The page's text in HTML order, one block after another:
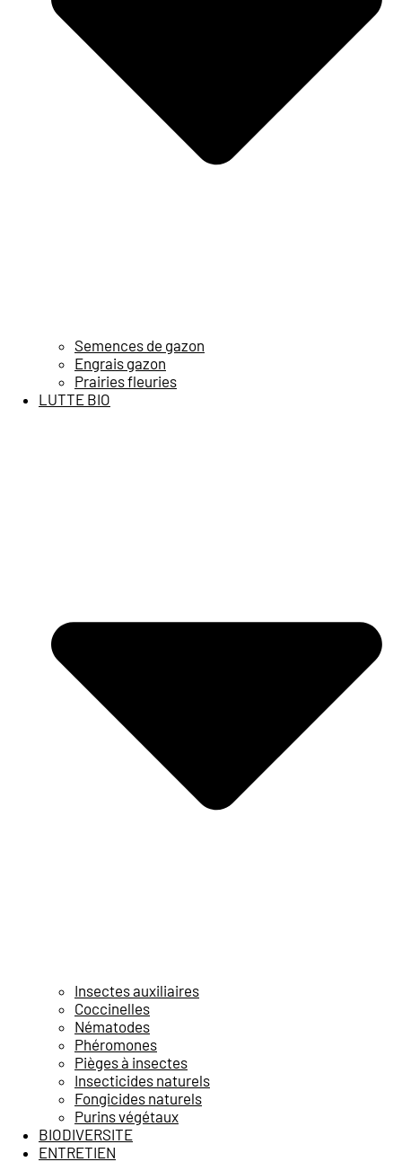
Semences de gazon
Engrais gazon
Prairies fleuries
LUTTE BIO
Insectes auxiliaires
Coccinelles
Nématodes
Phéromones
Pièges à insectes
Insecticides naturels
Fongicides naturels
Purins végétaux
BIODIVERSITE
ENTRETIEN